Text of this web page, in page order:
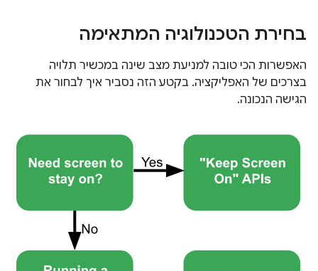
בחירת הטכנולוגיה המתאימה
האפשרות הכי טובה למניעת מצב שינה במכשיר תלויה
בצרכים של האפליקציה. בקטע הזה נסביר איך לבחור את
הגישה הנכונה.